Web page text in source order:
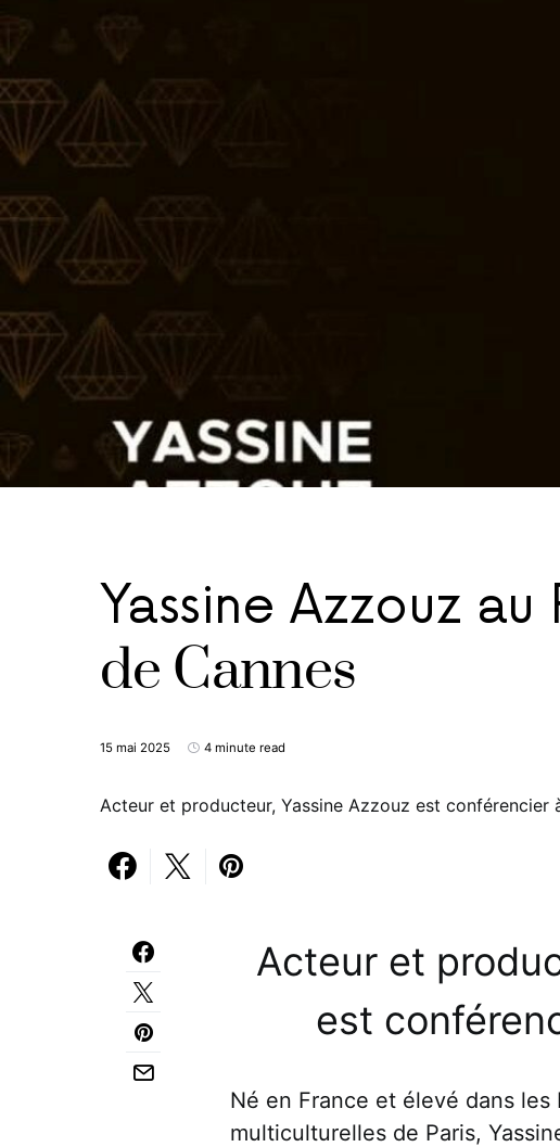
Yassine Azzouz au
de Cannes
15 mai 2025 4 minute read
Acteur et producteur, Yassine Azzouz est conférencier
Acteur et
est
Né en France et élevé dans
multiculturelles de Paris,